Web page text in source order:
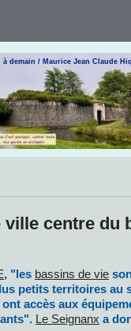
demain / Maurice Jean Claude
ville centre du
, "les bassins de vie
petits territoires au
accès aux
Le Seignanx a